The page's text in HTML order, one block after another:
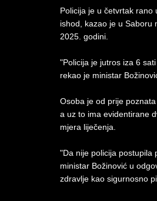
Policija je u četvrtak
ishod, kazao je u Saboru
2025. godini.
"Policija je jutros iza 6
rekao je ministar
Osoba je od prije
a uz to ima evidentirane
mjera liječenja.
"Da nije policija postupila
ministar Božinović u
zdravlje kao sigurnosno